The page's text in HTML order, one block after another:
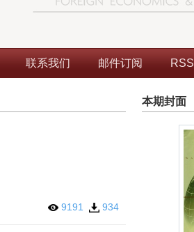
联系我们 邮件订阅 RSS
9191 934
本期封面